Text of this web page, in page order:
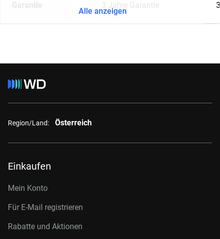
Garantie 3 Jahre Garantie
Alle anzeigen
Region/Land: Österreich
Einkaufen
Mein Konto
Für E-Mail registrieren
Rabatte und Aktionen